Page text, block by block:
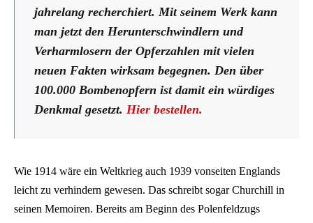
jahrelang recherchiert. Mit seinem Werk kann
man jetzt den Herunterschwindlern und
Verharmlosern der Opferzahlen mit vielen
neuen Fakten wirksam begegnen. Den über
100.000 Bombenopfern ist damit ein würdiges
Denkmal gesetzt. Hier bestellen.
Wie 1914 wäre ein Weltkrieg auch 1939 vonseiten Englands
leicht zu verhindern gewesen. Das schreibt sogar Churchill in
seinen Memoiren. Bereits am Beginn des Polenfeldzugs